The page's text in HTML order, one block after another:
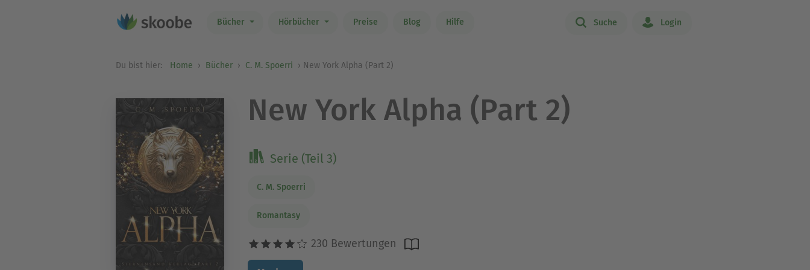
Bücher Hörbücher Preise Blog Hilfe Suche Login
Du bist hier: Home Bücher C. M. Spoerri New York Alpha (Part 2)
New York Alpha (Part 2)
Serie (Teil 3)
C. M. Spoerri
Romantasy
230 Bewertungen